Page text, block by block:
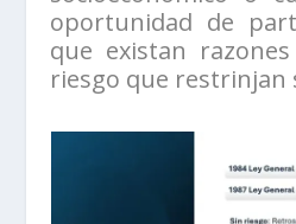
oportunidad de
que existan
riesgo que restrinjan